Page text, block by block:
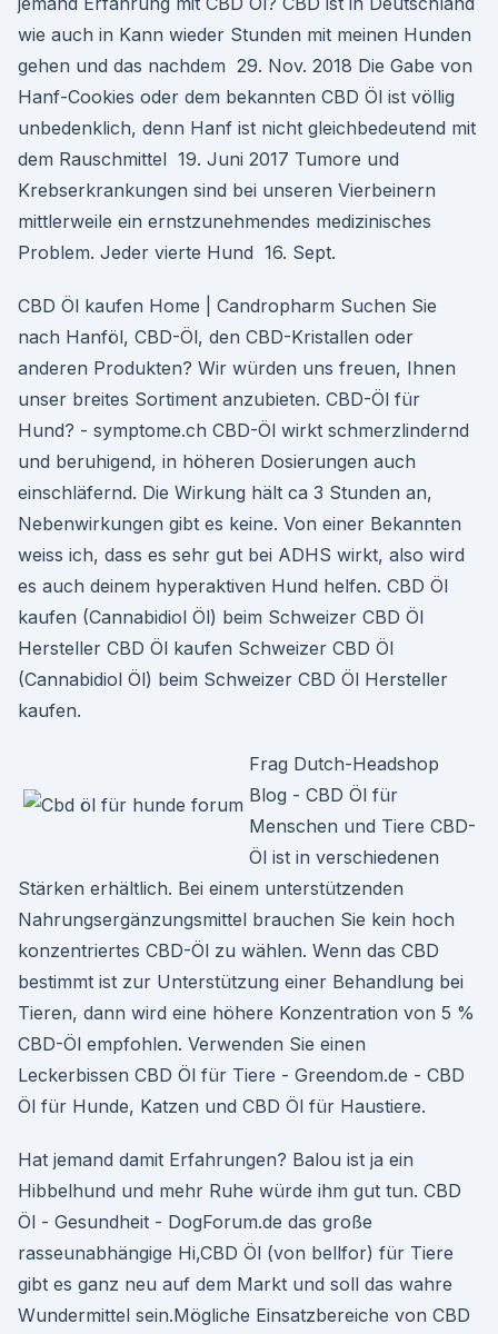
wie auch in Kann wieder Stunden mit meinen Hunden
gehen und das nachdem 29. Nov. 2018 Die Gabe von
Hanf-Cookies oder dem bekannten CBD Öl ist völlig
unbedenklich, denn Hanf ist nicht gleichbedeutend mit
dem Rauschmittel 19. Juni 2017 Tumore und
Krebserkrankungen sind bei unseren Vierbeinern
mittlerweile ein ernstzunehmendes medizinisches
Problem. Jeder vierte Hund 16. Sept.
CBD Öl kaufen Home | Candropharm Suchen Sie
nach Hanföl, CBD-Öl, den CBD-Kristallen oder
anderen Produkten? Wir würden uns freuen, Ihnen
unser breites Sortiment anzubieten. CBD-Öl für
Hund? - symptome.ch CBD-Öl wirkt schmerzlindernd
und beruhigend, in höheren Dosierungen auch
einschläfernd. Die Wirkung hält ca 3 Stunden an,
Nebenwirkungen gibt es keine. Von einer Bekannten
weiss ich, dass es sehr gut bei ADHS wirkt, also wird
es auch deinem hyperaktiven Hund helfen. CBD Öl
kaufen (Cannabidiol Öl) beim Schweizer CBD Öl
Hersteller CBD Öl kaufen Schweizer CBD Öl
(Cannabidiol Öl) beim Schweizer CBD Öl Hersteller
kaufen.
Frag Dutch-Headshop
Blog - CBD Öl für
Menschen und Tiere CBD-
Öl ist in verschiedenen
Stärken erhältlich. Bei einem unterstützenden
Nahrungsergänzungsmittel brauchen Sie kein hoch
konzentriertes CBD-Öl zu wählen. Wenn das CBD
bestimmt ist zur Unterstützung einer Behandlung bei
Tieren, dann wird eine höhere Konzentration von 5 %
CBD-Öl empfohlen. Verwenden Sie einen
Leckerbissen CBD Öl für Tiere - Greendom.de - CBD
Öl für Hunde, Katzen und CBD Öl für Haustiere.
Hat jemand damit Erfahrungen? Balou ist ja ein
Hibbelhund und mehr Ruhe würde ihm gut tun. CBD
Öl - Gesundheit - DogForum.de das große
rasseunabhängige Hi,CBD Öl (von bellfor) für Tiere
gibt es ganz neu auf dem Markt und soll das wahre
Wundermittel sein.Mögliche Einsatzbereiche von CBD